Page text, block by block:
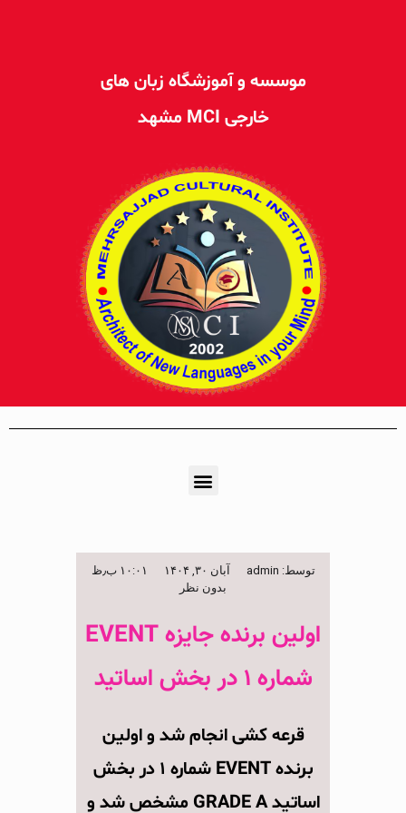
موسسه و آموزشگاه زبان های
خارجی MCI مشهد
توسط: آبان ۳۰, ۱۴۰۴
۱۰:۰۱ ب٫ظ
بدون نظر
اولین برنده جایزه EVENT
شماره ۱ در بخش اساتید
قرعه کشی انجام شد و اولین
برنده EVENT شماره ۱ در بخش
اساتید GRADE A مشخص شد و